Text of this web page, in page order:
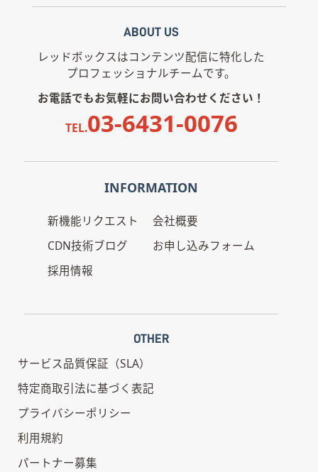
ABOUT US
レッドボックスはコンテンツ配信に特化した
プロフェッショナルチームです。
お電話でもお気軽にお問い合わせください！
TEL.03-6431-0076
INFORMATION
新機能リクエスト
CDN技術ブログ
採用情報
会社概要
お申し込みフォーム
OTHER
サービス品質保証（SLA）
特定商取引法に基づく表記
プライバシーポリシー
利用規約
パートナー募集